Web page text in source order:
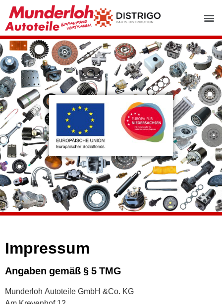
Impressum
Angaben gemäß § 5 TMG
Munderloh Autoteile GmbH &Co. KG